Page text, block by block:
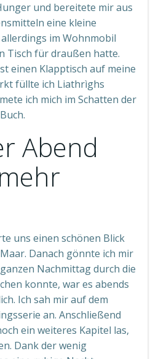
und bereitete mir aus
eine kleine
im Wohnmobil
Tisch für draußen hatte.
einen Klapptisch auf meine
füllte ich Liathrìghs
ich mich im Schatten der
Abend
uns einen schönen Blick
Danach gönnte ich mir
Nachmittag durch die
konnte, war es abends
Ich sah mir auf dem
an. Anschließend
ein weiteres Kapitel las,
Dank der wenig